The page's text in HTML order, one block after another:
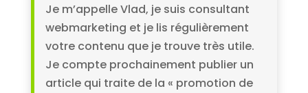
Je m’appelle Vlad, je suis consultant
webmarketing et je lis régulièrement
votre contenu que je trouve très utile.
Je compte prochainement publier un
article qui traite de la « promotion de